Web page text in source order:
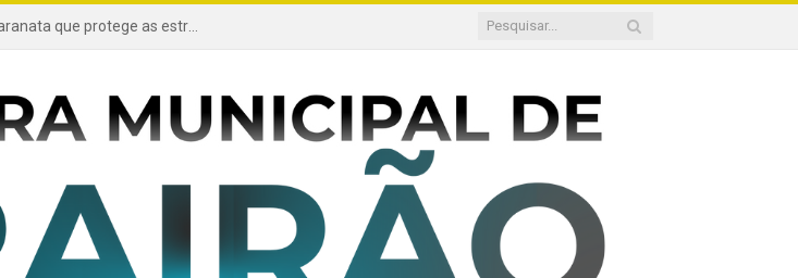
Projeto de autoria do presidente Gessé Maranata que protege as estradas vicinais de Trairão é transformado em lei